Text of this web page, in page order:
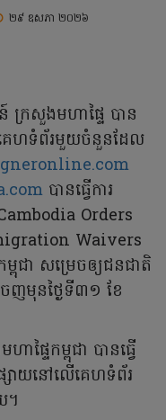
២៩ ឧសភា ២០២៦
ក្រសួងមហាផ្ទៃ បាន
េហទំព័រមួយចំនួនដែល
បានធ្វើការ
Orders
Waivers
ជា សម្រេចឲ្យជនជាតិ
ញមុនថ្ងៃទី៣១ ខែ
ផ្ទៃកម្ពុជា បានធ្វើ
សាយនៅលើគេហទំព័រ
។